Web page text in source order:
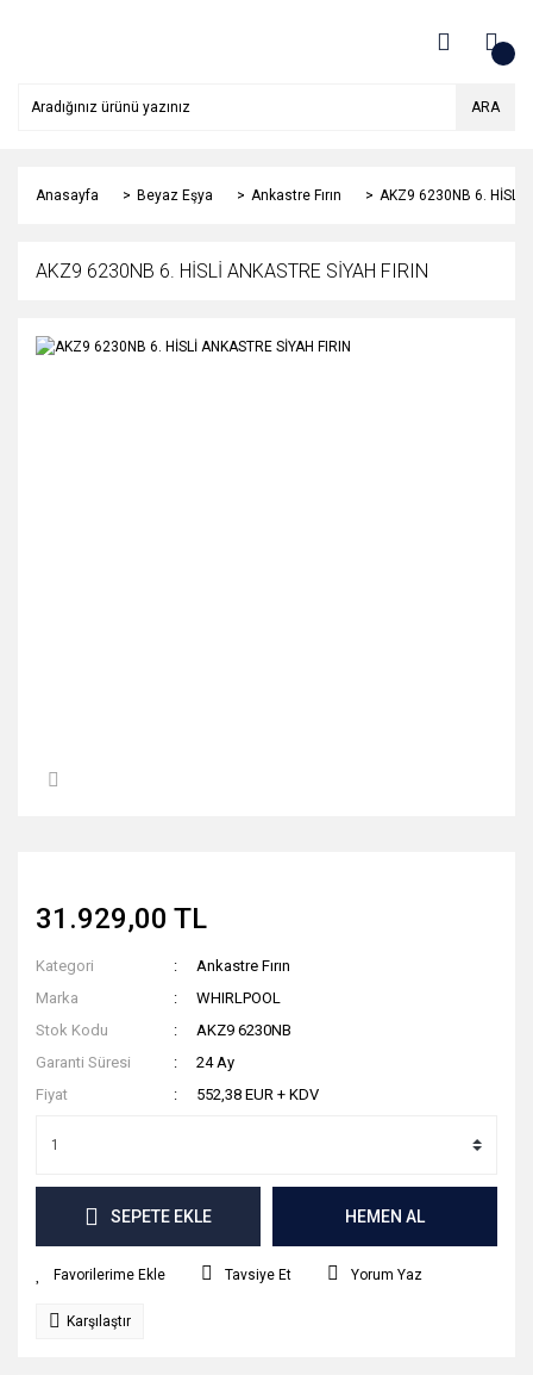
ARA
Anasayfa Beyaz Eşya Ankastre Fırın AKZ9 6230NB 6. HİSLİ
AKZ9 6230NB 6. HİSLİ ANKASTRE SİYAH FIRIN
31.929,00 TL
Kategori
Ankastre Fırın
Marka
WHIRLPOOL
Stok Kodu
AKZ9 6230NB
Garanti Süresi
24 Ay
Fiyat
552,38 EUR + KDV
SEPETE EKLE HEMEN AL
Tavsiye Et Yorum Yaz
Karşılaştır